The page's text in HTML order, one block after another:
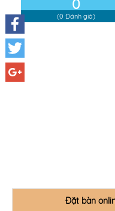
0
(0 Đánh giá)
Đặt bàn
Facebook
Twitter